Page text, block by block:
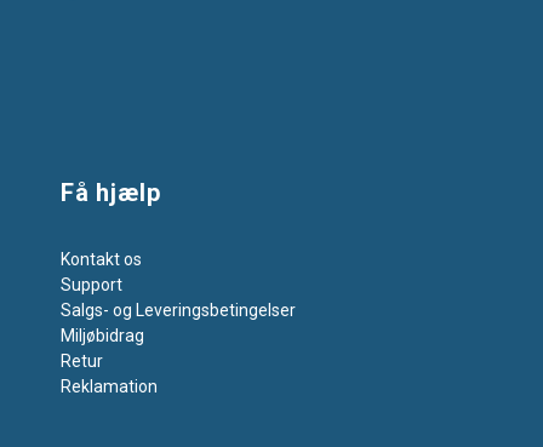
Få hjælp
Kontakt os
Support
Salgs- og Leveringsbetingelser
Miljøbidrag
Retur
Reklamation